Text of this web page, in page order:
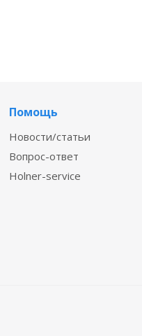
Помощь
Новости/статьи
Вопрос-ответ
Holner-service